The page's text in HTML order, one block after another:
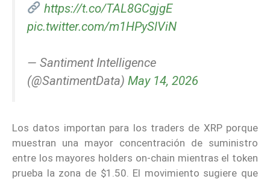
https://t.co/TAL8GCgjgE
pic.twitter.com/m1HPySlViN
— Santiment Intelligence
(@SantimentData) May 14, 2026
Los datos importan para los traders de XRP porque
muestran una mayor concentración de suministro
entre los mayores holders on-chain mientras el token
prueba la zona de $1.50. El movimiento sugiere que